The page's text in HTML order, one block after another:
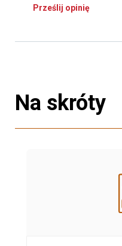
Prześlij opinię
Na skróty